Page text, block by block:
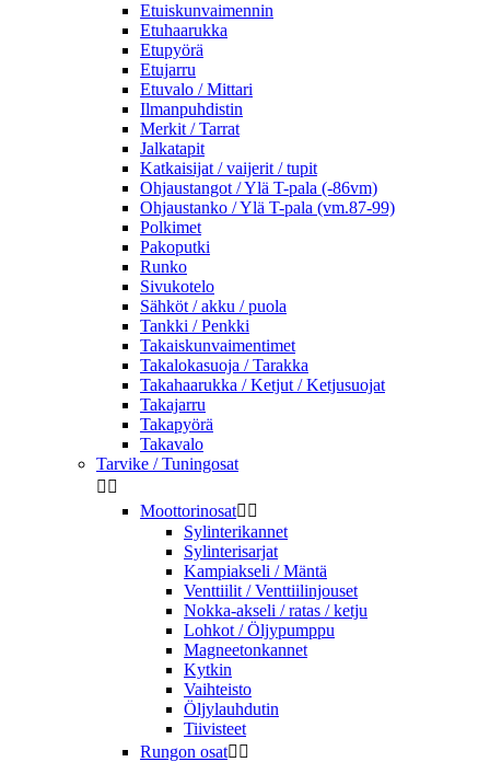
Etuiskunvaimennin
Etuhaarukka
Etupyörä
Etujarru
Etuvalo / Mittari
Ilmanpuhdistin
Merkit / Tarrat
Jalkatapit
Katkaisijat / vaijerit / tupit
Ohjaustangot / Ylä T-pala (-86vm)
Ohjaustanko / Ylä T-pala (vm.87-99)
Polkimet
Pakoputki
Runko
Sivukotelo
Sähköt / akku / puola
Tankki / Penkki
Takaiskunvaimentimet
Takalokasuoja / Tarakka
Takahaarukka / Ketjut / Ketjusuojat
Takajarru
Takapyörä
Takavalo
Tarvike / Tuningosat
 
Moottorinosat 
Sylinterikannet
Sylinterisarjat
Kampiakseli / Mäntä
Venttiilit / Venttiilinjouset
Nokka-akseli / ratas / ketju
Lohkot / Öljypumppu
Magneetonkannet
Kytkin
Vaihteisto
Öljylauhdutin
Tiivisteet
Rungon osat 